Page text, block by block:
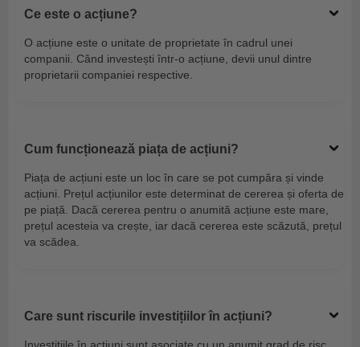
Ce este o acțiune?
O acțiune este o unitate de proprietate în cadrul unei
companii. Când investești într-o acțiune, devii unul dintre
proprietarii companiei respective.
Cum funcționează piața de acțiuni?
Piața de acțiuni este un loc în care se pot cumpăra și vinde
acțiuni. Prețul acțiunilor este determinat de cererea și oferta de
pe piață. Dacă cererea pentru o anumită acțiune este mare,
prețul acesteia va crește, iar dacă cererea este scăzută, prețul
va scădea.
Care sunt riscurile investițiilor în acțiuni?